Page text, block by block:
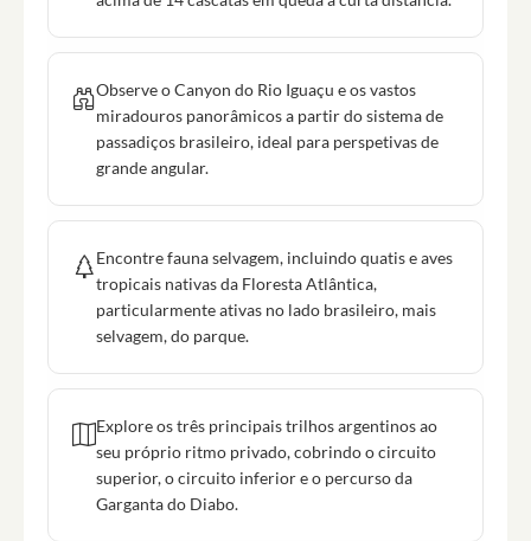
Observe o Canyon do Rio Iguaçu e os vastos
miradouros panorâmicos a partir do sistema de
passadiços brasileiro, ideal para perspetivas de
grande angular.
Encontre fauna selvagem, incluindo quatis e aves
tropicais nativas da Floresta Atlântica,
particularmente ativas no lado brasileiro, mais
selvagem, do parque.
Explore os três principais trilhos argentinos ao
seu próprio ritmo privado, cobrindo o circuito
superior, o circuito inferior e o percurso da
Garganta do Diabo.